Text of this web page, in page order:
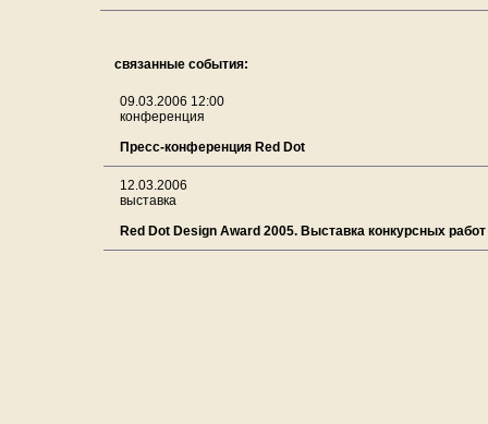
связанные события:
09.03.2006 12:00
конференция
Пресс-конференция Red Dot
12.03.2006
выставка
Red Dot Design Award 2005. Выставка конкурсных работ